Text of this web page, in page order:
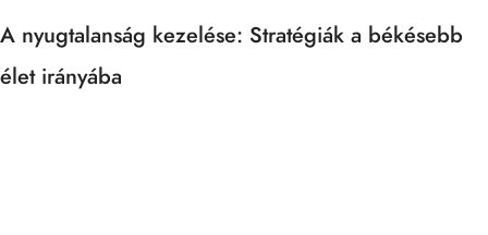
A nyugtalanság kezelése: Stratégiák a békésebb
élet irányába